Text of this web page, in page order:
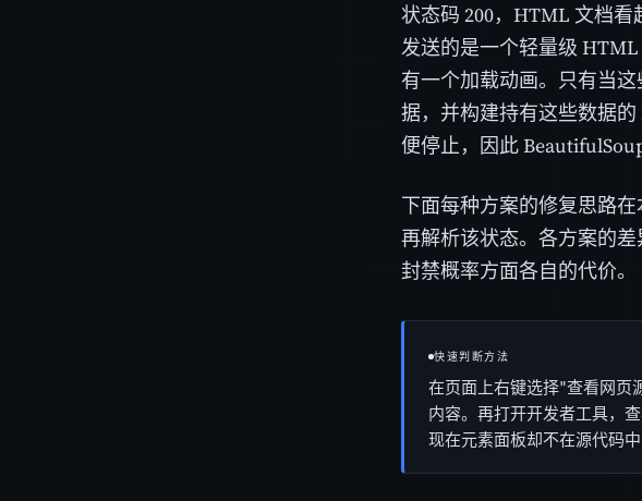
状态码 200，HTML 文档
发送的是一个轻量级
有一个加载动画。只有当
据，并构建持有这些数据的
便停止，因此
下面每种方案的修复思路
再解析该状态。各方案的
封禁概率方面各自的代价。
快速判断方法
在页面上右键选择"查看网页
内容。再打开开发者工具，
现在元素面板却不在源代码